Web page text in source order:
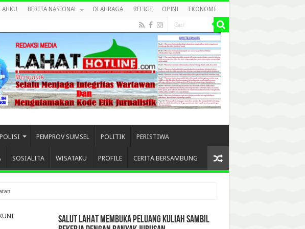
BERITA NASIONAL OLAHRAGA RELIGI OPINI EKONOMI
PEMPROV SUMSEL POLITIK PERISTIWA
SOSIALITA WISATAKU PROFILE CERITA BERSAMBUNG
SALUT LAHAT MEMBUKA PELUANG KULIAH SAMBIL